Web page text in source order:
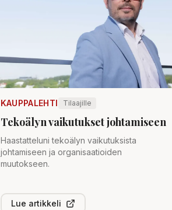
KAUPPALEHTI Tilaajille
Tekoälyn vaikutukset johtamiseen
Haastatteluni tekoälyn vaikutuksista
johtamiseen ja organisaatioiden
muutokseen.
Lue artikkeli